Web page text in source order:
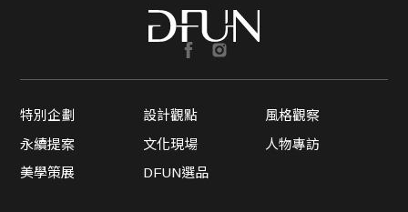
特別企劃 設計觀點
風格觀察
永續提案
文化現場
人物專訪
美學策展
DFUN選品